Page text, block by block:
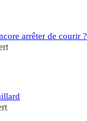
arrêter de courir ?